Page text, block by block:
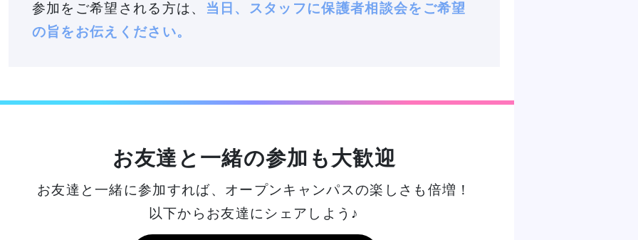
参加をご希望される方は、 当日、スタッフに保護者相談会をご希望
の旨をお伝えください。
お友達と一緒の参加も大歓迎
お友達と一緒に参加すれば、 オープンキャンパスの楽しさも倍増！
以下からお友達にシェアしよう♪